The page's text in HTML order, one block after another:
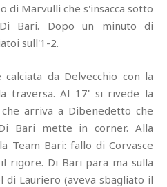
di Marvulli che s'insacca sotto
Bari. Dopo un minuto di
sull'1-2.
da Delvecchio con la
traversa. Al 17' si rivede la
arriva a Dibenedetto che
Bari mette in corner. Alla
Team Bari: fallo di Corvasce
rigore. Di Bari para ma sulla
Lauriero (aveva sbagliato il